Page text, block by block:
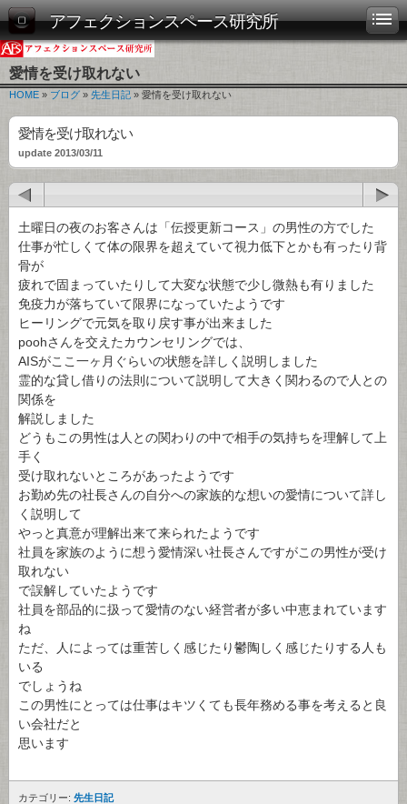
アフェクションスペース研究所
愛情を受け取れない
HOME » ブログ » 先生日記 » 愛情を受け取れない
愛情を受け取れない
update 2013/03/11
土曜日の夜のお客さんは「伝授更新コース」の男性の方でした
仕事が忙しくて体の限界を超えていて視力低下とかも有ったり背
骨が
疲れで固まっていたりして大変な状態で少し微熱も有りました
免疫力が落ちていて限界になっていたようです
ヒーリングで元気を取り戻す事が出来ました
poohさんを交えたカウンセリングでは、
AISがここ一ヶ月ぐらいの状態を詳しく説明しました
霊的な貸し借りの法則について説明して大きく関わるので人との
関係を
解説しました
どうもこの男性は人との関わりの中で相手の気持ちを理解して上
手く
受け取れないところがあったようです
お勤め先の社長さんの自分への家族的な想いの愛情について詳し
く説明して
やっと真意が理解出来て来られたようです
社員を家族のように想う愛情深い社長さんですがこの男性が受け
取れない
で誤解していたようです
社員を部品的に扱って愛情のない経営者が多い中恵まれています
ね
ただ、人によっては重苦しく感じたり鬱陶しく感じたりする人も
いる
でしょうね
この男性にとっては仕事はキツくても長年務める事を考えると良
い会社だと
思います
カテゴリー: 先生日記